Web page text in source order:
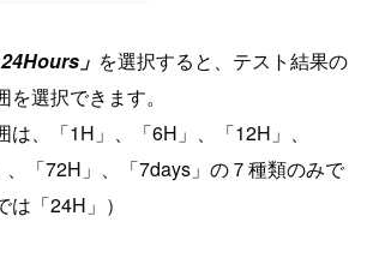
」 を選択すると、テスト結果の
選択できます。
、「1H」、「6H」、「12H」、
、「72H」、「7days」の７種類のみで
「24H」）